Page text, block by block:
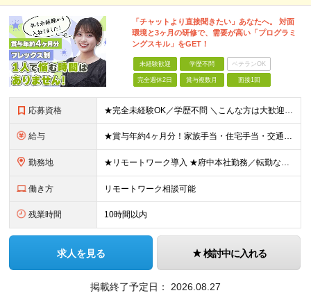
「チャットより直接聞きたい」あなたへ。 対面
環境と3ヶ月の研修で、需要が高い「プログラミ
ングスキル」をGET！
未経験歓迎 学歴不問 ベテランOK
完全週休2日 賞与複数月 面接1回
応募資格 ★完全未経験OK／学歴不問 ＼こんな方は大歓迎です／ ■安心できる環境でITデビューしたい方 ■手に職をつけて、安定した働き方を叶えたい方 ■案件は先輩と一緒に参画したい方 ■大手案件を手がけるスキ
給与 ★賞与年約4ヶ月分！家族手当・住宅手当・交通費全額支給など好待遇を完備！ 【各種手当について】 ・家族手当（扶養2万円／月、子5000円／月※2人目以降も同様） ・単身社宅制度（一律支給の住宅手当と
勤務地 ★リモートワーク導入 ★府中本社勤務／転勤なし ★自社内開発が中心 ※フルリモート非推奨、完全在宅ワーク非推奨 府中本社もしくはプロジェクト先（東京、神奈川など） 【本社】東京都府中市晴見町2丁目
働き方 リモートワーク相談可能
残業時間 10時間以内
求人を見る 検討中に入れる
掲載終了予定日： 2026.08.27